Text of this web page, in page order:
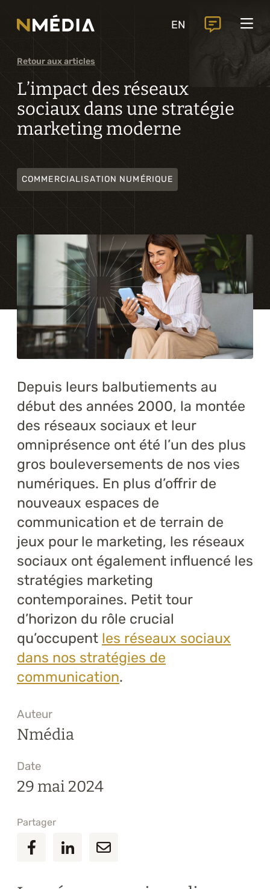
EN
Services
Services principaux
Analyse et conception numérique
Commercialisation numérique
Développement sur mesure
Expérience mobile
Services complémentaires
Formations
À propos
Blogue
Nous joindre
Retour aux articles
L’impact des réseaux
sociaux dans une stratégie
marketing moderne
COMMERCIALISATION NUMÉRIQUE
Depuis leurs balbutiements au
début des années 2000, la montée
des réseaux sociaux et leur
omniprésence ont été l’un des plus
gros bouleversements de nos vies
numériques. En plus d’offrir de
nouveaux espaces de
communication et de terrain de
jeux pour le marketing, les réseaux
sociaux ont également influencé les
stratégies marketing
contemporaines. Petit tour
d’horizon du rôle crucial
qu’occupent les réseaux sociaux
dans nos stratégies de
communication.
Auteur
Nmédia
Date
29 mai 2024
Partager